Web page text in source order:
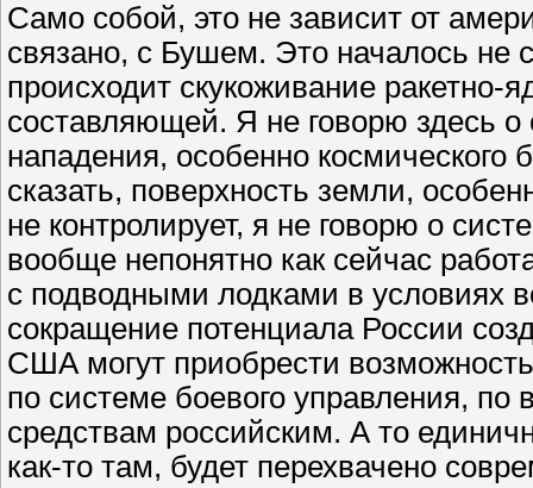
Само собой, это не зависит от
связано, с Бушем. Это началось не
происходит скукоживание ракетно-
составляющей. Я не говорю здесь о
нападения, особенно космического
сказать, поверхность земли,
не контролирует, я не говорю о
вообще непонятно как сейчас
с подводными лодками в условиях
сокращение потенциала России
США могут приобрести
по системе боевого управления,
средствам российским. А то
как-то там, будет перехвачено